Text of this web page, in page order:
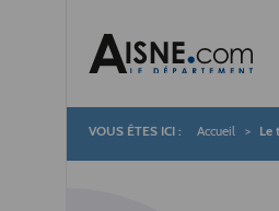
Fil
Accueil Le